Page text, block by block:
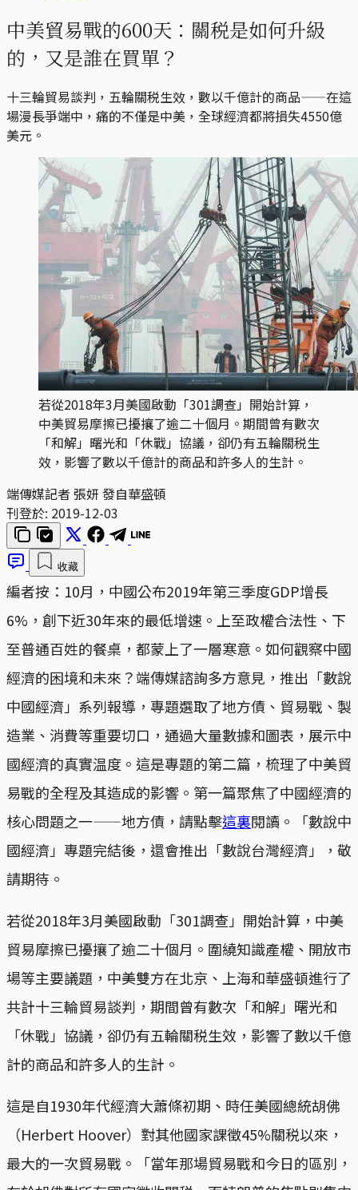
中美貿易戰的600天：關税是如何升級
的，又是誰在買單？
十三輪貿易談判，五輪關税生效，數以千億計的商品——在這
場漫長爭端中，痛的不僅是中美，全球經濟都將損失4550億
美元。
若從2018年3月美國啟動「301調查」開始計算，
中美貿易摩擦已擾攘了逾二十個月。期間曾有數次
「和解」曙光和「休戰」協議，卻仍有五輪關税生
效，影響了數以千億計的商品和許多人的生計。
端傳媒記者 張妍 發自華盛頓
刊登於: 2019-12-03
收藏
編者按：10月，中國公布2019年第三季度GDP增長
6%，創下近30年來的最低增速。上至政權合法性、下
至普通百姓的餐桌，都蒙上了一層寒意。如何觀察中國
經濟的困境和未來？端傳媒諮詢多方意見，推出「數說
中國經濟」系列報導，專題選取了地方債、貿易戰、製
造業、消費等重要切口，通過大量數據和圖表，展示中
國經濟的真實温度。這是專題的第二篇，梳理了中美貿
易戰的全程及其造成的影響。第一篇聚焦了中國經濟的
核心問題之一——地方債，請點擊這裏閱讀。「數說中
國經濟」專題完結後，還會推出「數說台灣經濟」，敬
請期待。
若從2018年3月美國啟動「301調查」開始計算，中美
貿易摩擦已擾攘了逾二十個月。圍繞知識產權、開放市
場等主要議題，中美雙方在北京、上海和華盛頓進行了
共計十三輪貿易談判，期間曾有數次「和解」曙光和
「休戰」協議，卻仍有五輪關税生效，影響了數以千億
計的商品和許多人的生計。
這是自1930年代經濟大蕭條初期、時任美國總統胡佛
（Herbert Hoover）對其他國家課徵45%關税以來，
最大的一次貿易戰。「當年那場貿易戰和今日的區別，